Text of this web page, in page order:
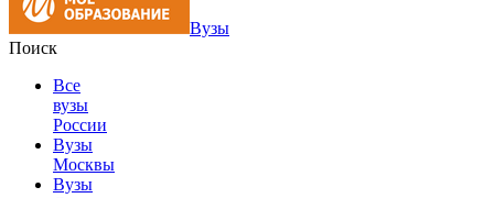
Вузы
Поиск
Все
вузы
России
Вузы
Москвы
Вузы